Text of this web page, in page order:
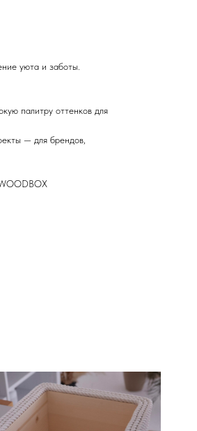
уюта и заботы.
палитру оттенков для
— для брендов,